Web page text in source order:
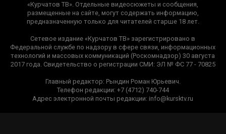
«Курчатов ТВ». Отдельные видеосюжеты и сообщения,
размещенные на сайте, могут содержать информацию,
предназначенную только для читателей старше 18 лет.
Сетевое издание «Курчатов ТВ» зарегистрировано в
Федеральной службе по надзору в сфере связи, информационных
технологий и массовых коммуникаций (Роскомнадзор) 30 августа
2017 года. Свидетельство о регистрации СМИ: ЭЛ № ФС 77 - 70825
Главный редактор: Рындин Роман Юрьевич.
Телефон редакции: +7 (4712) 740-744
Адрес электронной почты редакции: info@kursktv.ru